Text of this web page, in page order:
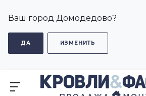
Ваш город Домодедово?
ДА ИЗМЕНИТЬ